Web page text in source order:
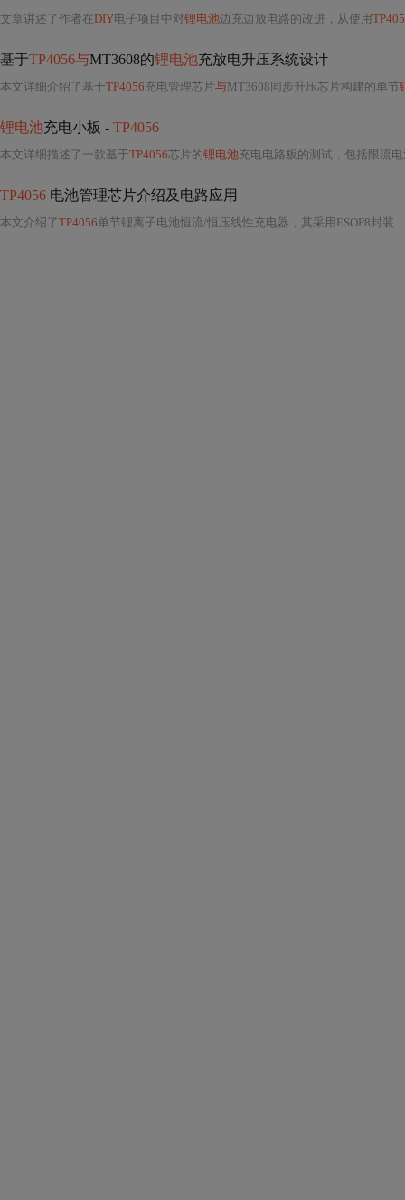
文章讲述了作者在DIY电子项目中对锂电池边充边放电路的改进，从使用
基于TP4056与MT3608的锂电池充放电升压系统设计
本文详细介绍了基于TP4056充电管理芯片与MT3608同步升压芯片构建的单节
锂电池充电小板 - TP4056
本文详细描述了一款基于TP4056芯片的锂电池充电电路板的测试，包括限流
TP4056 电池管理芯片介绍及电路应用
本文介绍了TP4056单节锂离子电池恒流/恒压线性充电器，其采用ESOP8封装，适合便携式产品。阐述了典型应用电路，包括管脚定义、工作原理、充电电流设定等，还介绍了其他典